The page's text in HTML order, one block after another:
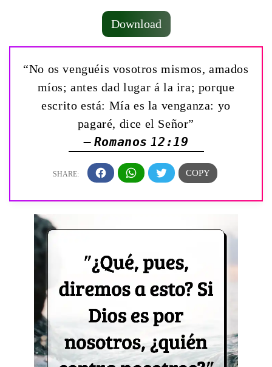
Download
“No os venguéis vosotros mismos, amados
míos; antes dad lugar á la ira; porque
escrito está: Mía es la venganza: yo
pagaré, dice el Señor”
— Romanos 12:19